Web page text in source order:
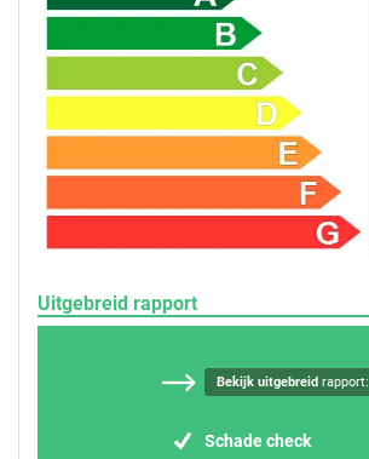
Uitgebreid rapport
Bekijk uitgebreidrapport:
Schade check